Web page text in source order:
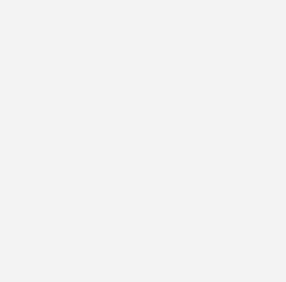
Strom aus kleinen
derzeit überhaupt
die Regelung gegen
die zweite.
Reiche (CDU) will die
mit einer Leistung von bis zu 25